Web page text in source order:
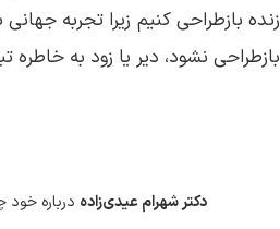
زنده بازطراحی کنیم زیرا تجربه
بازطراحی نشود، دیر یا زود به
دکتر شهرام عیدی‌زاده درباره